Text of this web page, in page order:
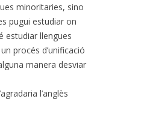
minoritaries, sino
pugui estudiar on
estudiar llengues
procés d’unificació
manera desviar
l’anglès